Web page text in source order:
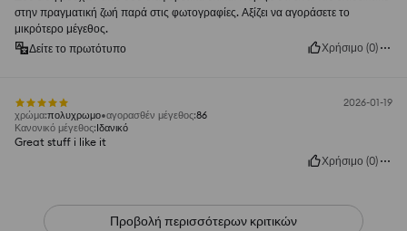
στην πραγματική ζωή παρά στις φωτογραφίες. Αξίζει να αγοράσετε το
μικρότερο μέγεθος.
Δείτε το πρωτότυπο
Χρήσιμο (0)
2026-01-19
χρώμα:πολυχρωμο αγορασθέν μέγεθος:86
Κανονικό μέγεθος:Ιδανικό
Great stuff i like it
Χρήσιμο (0)
Προβολή περισσότερων κριτικών